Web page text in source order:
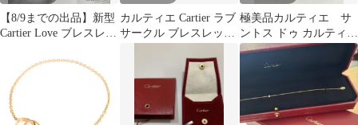
【8/9までの出品】新型
Cartier Love ブレスレッ
カルティエ Cartier ラブ
サークル ブレスレット
極美品カルティエ サ
ントス ドゥ カルティエ
ミディアム ブレスレ
ット WG